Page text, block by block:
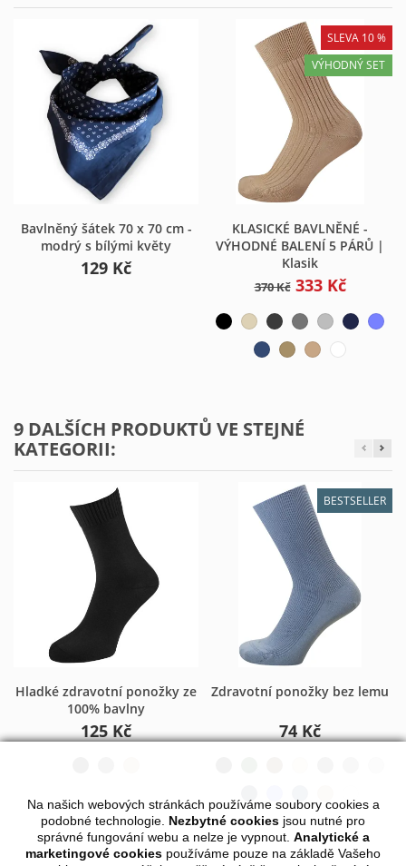
Bavlněný šátek 70 x 70 cm -
modrý s bílými květy
129 Kč
SLEVA 10 %
VÝHODNÝ SET
KLASICKÉ BAVLNĚNÉ -
VÝHODNÉ BALENÍ 5 PÁRŮ |
Klasik
370 Kč 333 Kč
9 DALŠÍCH PRODUKTŮ VE STEJNÉ
KATEGORII:
Hladké zdravotní ponožky ze
100% bavlny
125 Kč
BESTSELLER
Zdravotní ponožky bez lemu
74 Kč
Na našich webových stránkách používáme soubory cookies a
podobné technologie. Nezbytné cookies jsou nutné pro
správné fungování webu a nelze je vypnout. Analytické a
marketingové cookies používáme pouze na základě Vašeho